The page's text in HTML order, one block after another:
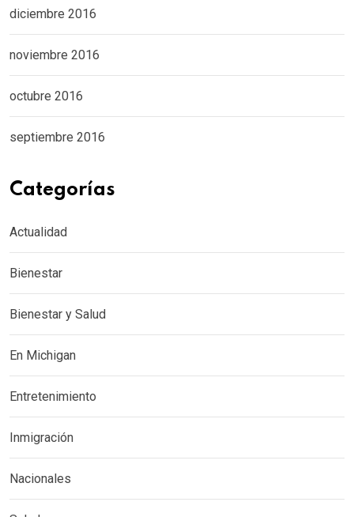
diciembre 2016
noviembre 2016
octubre 2016
septiembre 2016
Categorías
Actualidad
Bienestar
Bienestar y Salud
En Michigan
Entretenimiento
Inmigración
Nacionales